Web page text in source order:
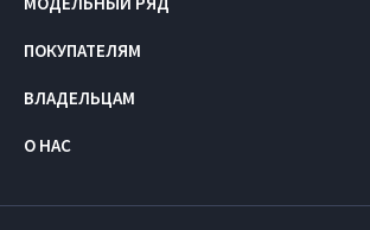
ПОКУПАТЕЛЯМ
ВЛАДЕЛЬЦАМ
О НАС